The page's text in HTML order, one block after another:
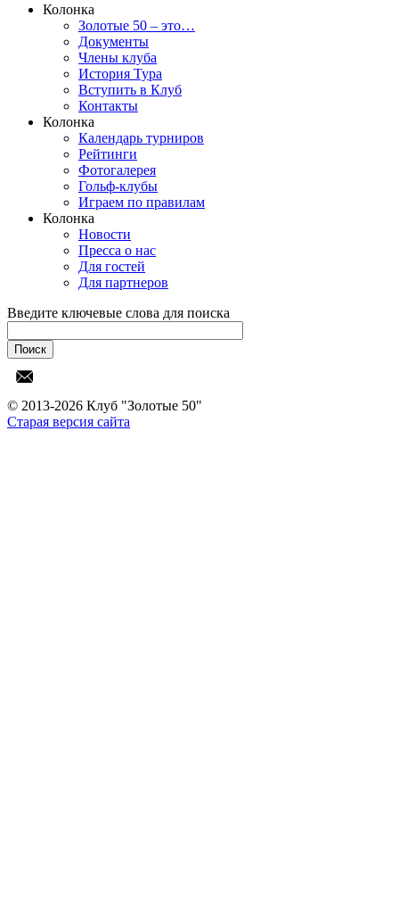
Колонка
Золотые 50 – это…
Документы
Члены клуба
История Тура
Вступить в Клуб
Контакты
Колонка
Календарь турниров
Рейтинги
Фотогалерея
Гольф-клубы
Играем по правилам
Колонка
Новости
Пресса о нас
Для гостей
Для партнеров
Введите ключевые слова для поиска
© 2013-2026 Клуб "Золотые 50"
Старая версия сайта